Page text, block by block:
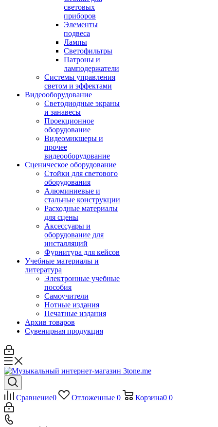
световых
приборов
Элементы
подвеса
Лампы
Светофильтры
Патроны и
ламподержатели
Системы управления
светом и эффектами
Видеооборудование
Светодиодные экраны
и занавесы
Проекционное
оборудование
Видеомикшеры и
прочее
видеооборудование
Сценическое оборудование
Стойки для светового
оборудования
Алюминиевые и
стальные конструкции
Расходные материалы
для сцены
Аксессуары и
оборудование для
инсталляций
Фурнитура для кейсов
Учебные материалы и
литература
Электронные учебные
пособия
Самоучители
Нотные издания
Печатные издания
Архив товаров
Сувенирная продукция
Сравнение0 Отложенные 0 Корзина0 0